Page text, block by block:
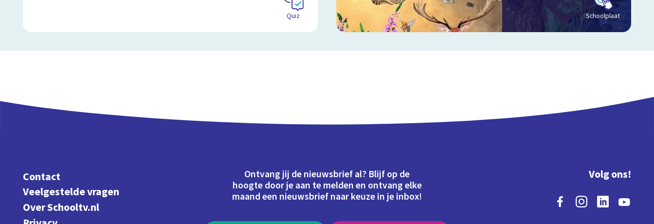
Quiz Schoolplaat
Contact
Veelgestelde vragen
Over Schooltv.nl
Ontvang jij de nieuwsbrief al? Blijf op de
hoogte door je aan te melden en ontvang elke
maand een nieuwsbrief naar keuze in je inbox!
Volg ons!